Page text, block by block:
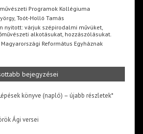
Programok Kollégiuma
Toót-Holló Tamás
nyitott: várjuk szépirodalmi művüket,
alkotásukat, hozzászólásukat.
Református Egyháznak
bejegyzései
könyve (napló) – újabb részletek*
Ági versei